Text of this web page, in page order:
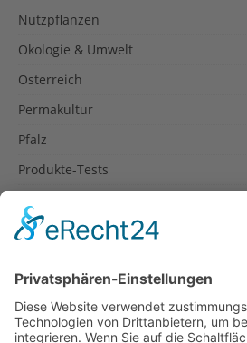
Nutzpflanzen
Ökologie & Umwelt
Österreich
Permakultur
Pfalz
Produkte-Tests
Rezepte
Spanien
Südtirol